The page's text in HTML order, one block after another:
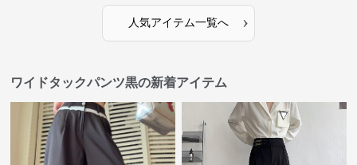
人気アイテム一覧へ ›
ワイドタックパンツ黒の新着アイテム